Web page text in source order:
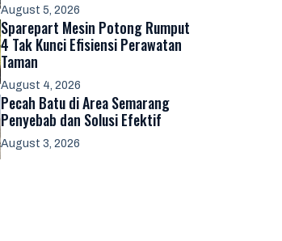
August 5, 2026
Sparepart Mesin Potong Rumput
4 Tak Kunci Efisiensi Perawatan
Taman
August 4, 2026
Pecah Batu di Area Semarang
Penyebab dan Solusi Efektif
August 3, 2026